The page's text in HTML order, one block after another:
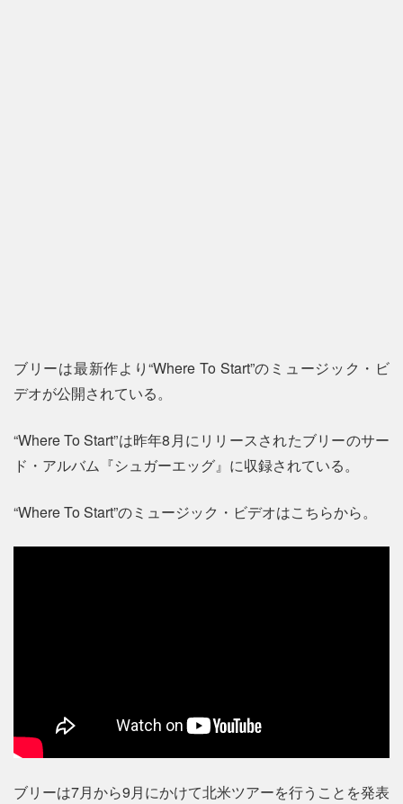
ブリーは最新作より“Where To Start”のミュージック・ビ
デオが公開されている。
“Where To Start”は昨年8月にリリースされたブリーのサー
ド・アルバム『シュガーエッグ』に収録されている。
“Where To Start”のミュージック・ビデオはこちらから。
ブリーは7月から9月にかけて北米ツアーを行うことを発表